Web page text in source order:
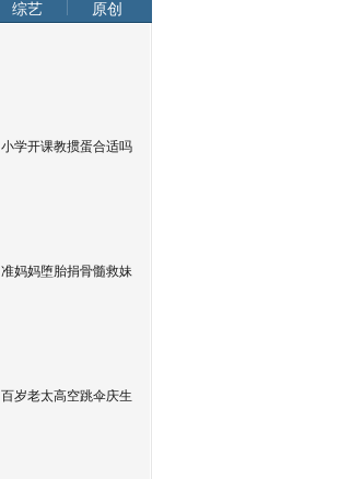
综艺 原创
小学开课教掼蛋合适吗
准妈妈堕胎捐骨髓救妹
百岁老太高空跳伞庆生